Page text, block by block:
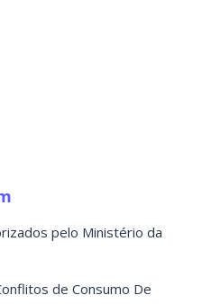
pelo Ministério da
de Consumo De